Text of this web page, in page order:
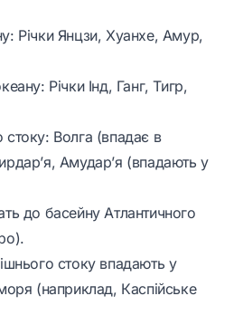
Річки Янцзи, Хуанхе, Амур,
Річки Інд, Ганг, Тигр,
стоку: Волга (впадає в
Амудар’я (впадають у
до басейну Атлантичного
стоку впадають у
(наприклад, Каспійське